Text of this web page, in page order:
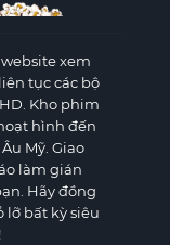
xem
tục các bộ
Kho phim
hình đến
Mỹ. Giao
làm gián
Hãy đồng
lỡ bất kỳ siêu